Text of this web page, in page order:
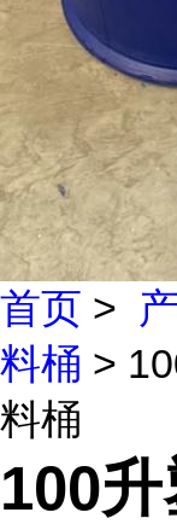
首页 >
料桶 >
料桶
100